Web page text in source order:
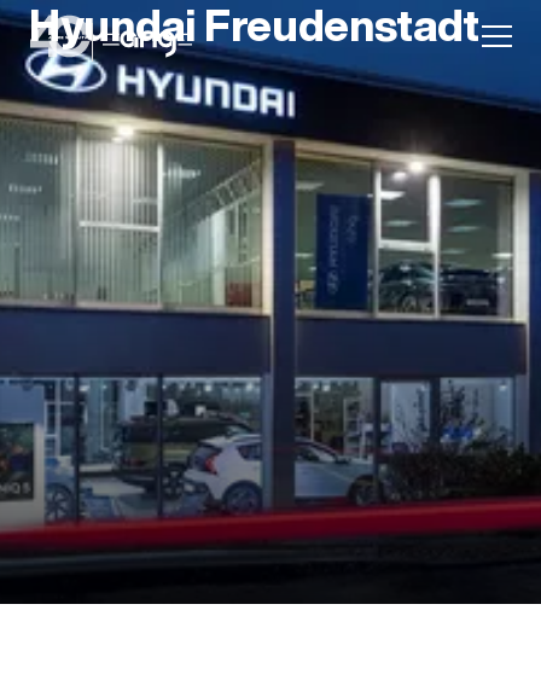
Aktion
Unternehmen
Standorte
Karriere
News
Hyundai Freudenstadt